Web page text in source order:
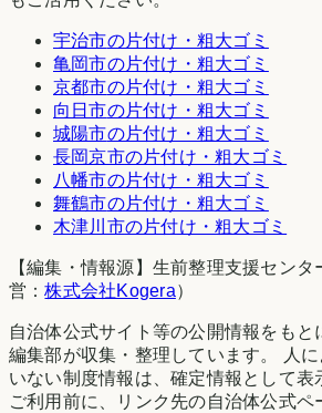
宇治市の片付け・粗大ゴミ
亀岡市の片付け・粗大ゴミ
京都市の片付け・粗大ゴミ
向日市の片付け・粗大ゴミ
城陽市の片付け・粗大ゴミ
長岡京市の片付け・粗大ゴミ
八幡市の片付け・粗大ゴミ
舞鶴市の片付け・粗大ゴミ
木津川市の片付け・粗大ゴミ
【編集・情報源】生前整理支援セン
営：株式会社Kogera）
自治体公式サイト等の公開情報をもと
編集部が収集・整理しています。 人
いない制度情報は、確定情報として表
ご利用前に、リンク先の自治体公式ペ